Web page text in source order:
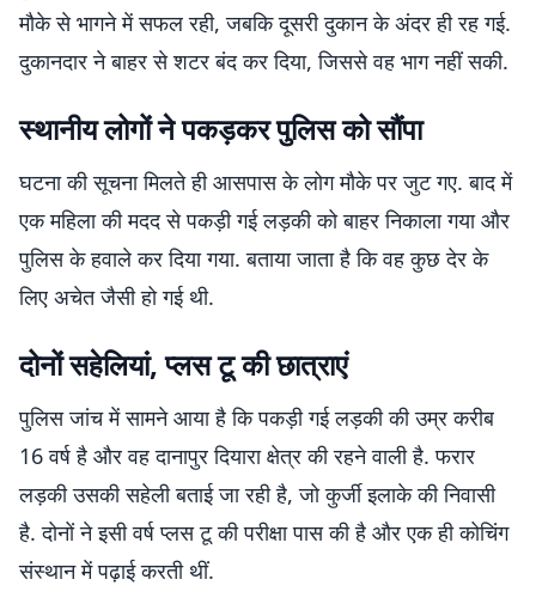
मौके से भागने में सफल रही, जबकि दूसरी दुकान के अंदर ही रह गई.
दुकानदार ने बाहर से शटर बंद कर दिया, जिससे वह भाग नहीं सकी.
स्थानीय लोगों ने पकड़कर पुलिस को सौंपा
घटना की सूचना मिलते ही आसपास के लोग मौके पर जुट गए. बाद में
एक महिला की मदद से पकड़ी गई लड़की को बाहर निकाला गया और
पुलिस के हवाले कर दिया गया. बताया जाता है कि वह कुछ देर के
लिए अचेत जैसी हो गई थी.
दोनों सहेलियां, प्लस टू की छात्राएं
पुलिस जांच में सामने आया है कि पकड़ी गई लड़की की उम्र करीब
16 वर्ष है और वह दानापुर दियारा क्षेत्र की रहने वाली है. फरार
लड़की उसकी सहेली बताई जा रही है, जो कुर्जी इलाके की निवासी
है. दोनों ने इसी वर्ष प्लस टू की परीक्षा पास की है और एक ही कोचिंग
संस्थान में पढ़ाई करती थीं.